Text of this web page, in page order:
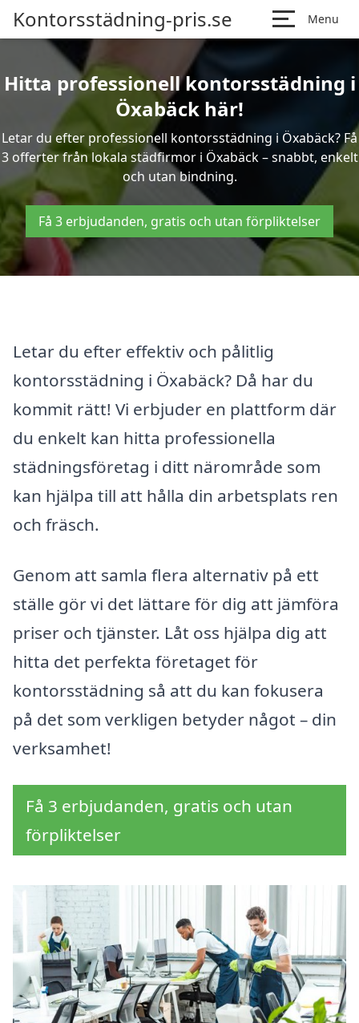
Kontorsstädning-pris.se Menu
Hitta professionell kontorsstädning i
Öxabäck här!
Letar du efter professionell kontorsstädning i Öxabäck? Få
3 offerter från lokala städfirmor i Öxabäck – snabbt, enkelt
och utan bindning.
Få 3 erbjudanden, gratis och utan förpliktelser
Letar du efter effektiv och pålitlig
kontorsstädning i Öxabäck? Då har du
kommit rätt! Vi erbjuder en plattform där
du enkelt kan hitta professionella
städningsföretag i ditt närområde som
kan hjälpa till att hålla din arbetsplats ren
och fräsch.
Genom att samla flera alternativ på ett
ställe gör vi det lättare för dig att jämföra
priser och tjänster. Låt oss hjälpa dig att
hitta det perfekta företaget för
kontorsstädning så att du kan fokusera
på det som verkligen betyder något – din
verksamhet!
Få 3 erbjudanden, gratis och utan
förpliktelser